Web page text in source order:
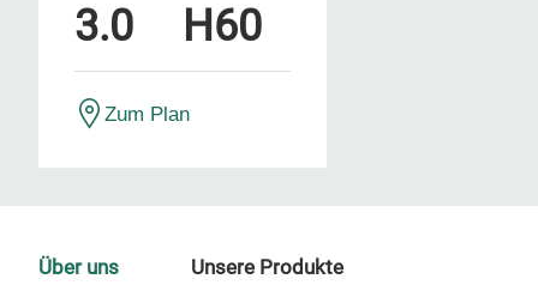
3.0 H60
Zum Plan
Über uns Unsere Produkte